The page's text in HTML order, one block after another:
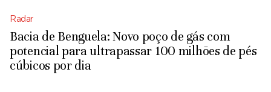
Radar
Bacia de Benguela: Novo poço de gás com
potencial para ultrapassar 100 milhões de pés
cúbicos por dia